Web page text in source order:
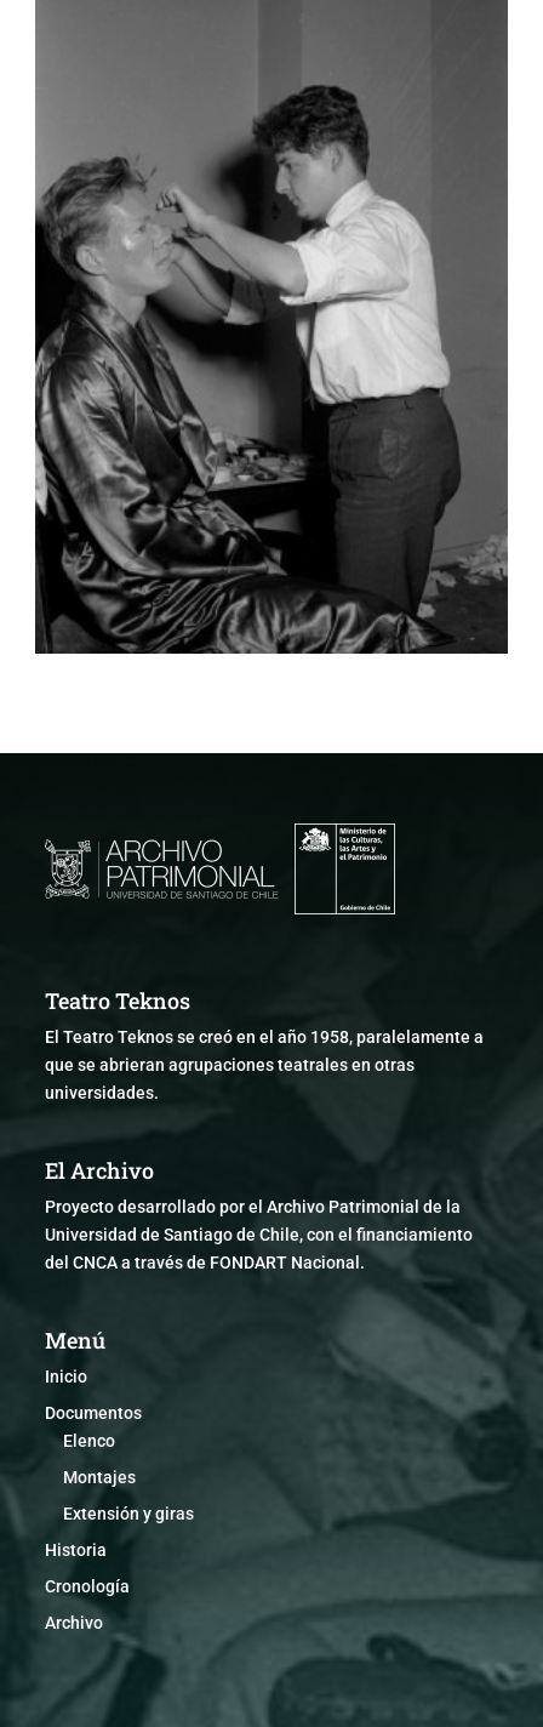
Teatro Teknos
El Teatro Teknos se creó en el año 1958, paralelamente a
que se abrieran agrupaciones teatrales en otras
universidades.
El Archivo
Proyecto desarrollado por el Archivo Patrimonial de la
Universidad de Santiago de Chile, con el financiamiento
del CNCA a través de FONDART Nacional.
Menú
Inicio
Documentos
Elenco
Montajes
Extensión y giras
Historia
Cronología
Archivo